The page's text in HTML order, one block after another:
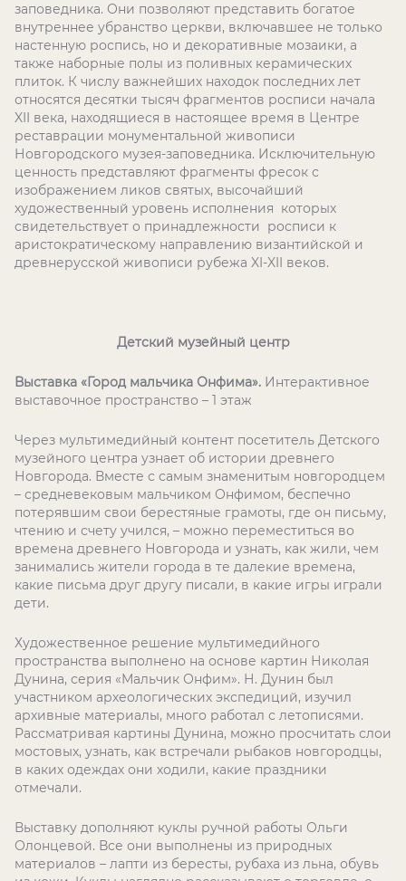
заповедника. Они позволяют представить богатое
внутреннее убранство церкви, включавшее не только
настенную роспись, но и декоративные мозаики, а
также наборные полы из поливных керамических
плиток. К числу важнейших находок последних лет
относятся десятки тысяч фрагментов росписи начала
XII века, находящиеся в настоящее время в Центре
реставрации монументальной живописи
Новгородского музея-заповедника. Исключительную
ценность представляют фрагменты фресок с
изображением ликов святых, высочайший
художественный уровень исполнения которых
свидетельствует о принадлежности росписи к
аристократическому направлению византийской и
древнерусской живописи рубежа XI-XII веков.
Детский музейный центр
Выставка «Город мальчика Онфима». Интерактивное
выставочное пространство – 1 этаж
Через мультимедийный контент посетитель Детского
музейного центра узнает об истории древнего
Новгорода. Вместе с самым знаменитым новгородцем
– средневековым мальчиком Онфимом, беспечно
потерявшим свои берестяные грамоты, где он письму,
чтению и счету учился, – можно переместиться во
времена древнего Новгорода и узнать, как жили, чем
занимались жители города в те далекие времена,
какие письма друг другу писали, в какие игры играли
дети.
Художественное решение мультимедийного
пространства выполнено на основе картин Николая
Дунина, серия «Мальчик Онфим». Н. Дунин был
участником археологических экспедиций, изучил
архивные материалы, много работал с летописями.
Рассматривая картины Дунина, можно просчитать слои
мостовых, узнать, как встречали рыбаков новгородцы,
в каких одеждах они ходили, какие праздники
отмечали.
Выставку дополняют куклы ручной работы Ольги
Олонцевой. Все они выполнены из природных
материалов – лапти из бересты, рубаха из льна, обувь